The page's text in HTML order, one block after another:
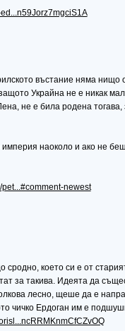
въстание няма
Украйна не е никак
не е била родена
наоколо и ако не
newest
сродно, което си е от
за такива. Идеята да
лесно, щеше да е
чичко Ердоган им е